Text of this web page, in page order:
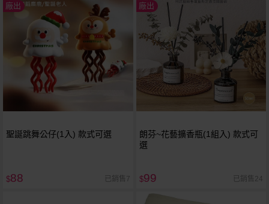
廠出
聖誕跳舞公仔(1入) 款式可選
$88 已銷售7
廠出
朗芬~花藝擴香瓶(1組入) 款式可
選
$99 已銷售24